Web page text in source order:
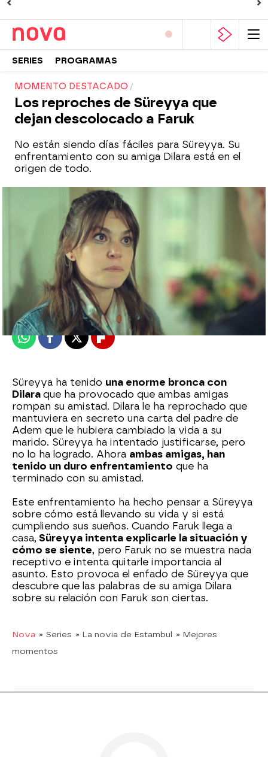
SERIES PROGRAMAS
MOMENTO DESTACADO
Los reproches de Süreyya que
dejan descolocado a Faruk
No están siendo días fáciles para Süreyya. Su
enfrentamiento con su amiga Dilara está en el
origen de todo.
Publicado: 26 de septiembre de 2023, 23:03
WhatsappFacebook
X Flipboard
Süreyya ha tenido una enorme bronca con
Dilara que ha provocado que ambas amigas
rompan su amistad. Dilara le ha reprochado que
mantuviera en secreto una carta del padre de
Adem que le hubiera cambiado la vida a su
marido. Süreyya ha intentado justificarse, pero
no lo ha logrado. Ahora ambas amigas, han
tenido un duro enfrentamiento que ha
terminado con su amistad.
Este enfrentamiento ha hecho pensar a Süreyya
sobre cómo está llevando su vida y si está
cumpliendo sus sueños. Cuando Faruk llega a
casa, Süreyya intenta explicarle la situación y
cómo se siente, pero Faruk no se muestra nada
receptivo e intenta quitarle importancia al
asunto. Esto provoca el enfado de Süreyya que
descubre que las palabras de su amiga Dilara
sobre su relación con Faruk son ciertas.
Nova » Series » La novia de Estambul » Mejores
momentos